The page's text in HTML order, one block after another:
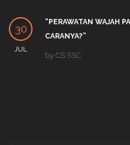
30
JUL
“PERAWATAN WAJAH
CARANYA?”
by CS SSC